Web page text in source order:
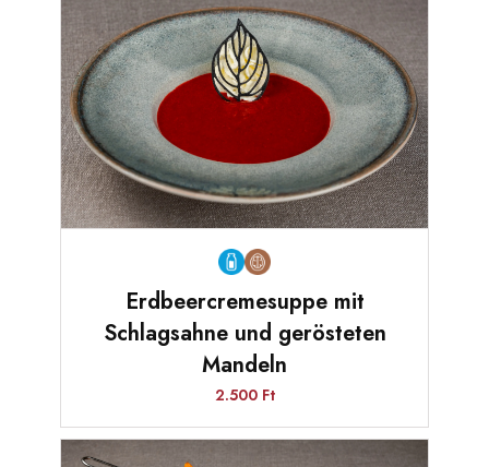
Erdbeercremesuppe mit
Schlagsahne und gerösteten
Mandeln
2.500 Ft